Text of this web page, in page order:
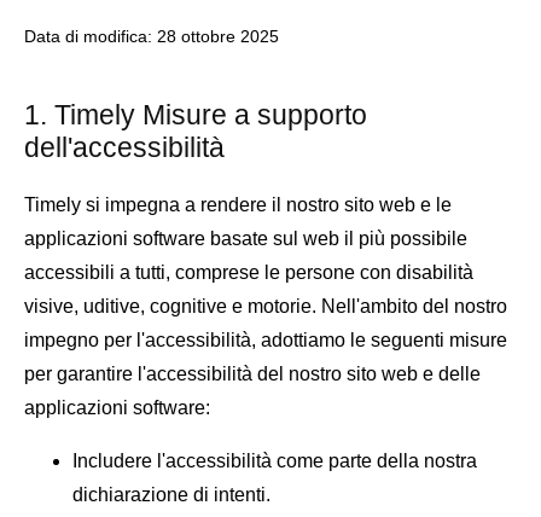
Data di modifica: 28 ottobre 2025
1. Timely Misure a supporto
dell'accessibilità
Timely si impegna a rendere il nostro sito web e le
applicazioni software basate sul web il più possibile
accessibili a tutti, comprese le persone con disabilità
visive, uditive, cognitive e motorie. Nell'ambito del nostro
impegno per l'accessibilità, adottiamo le seguenti misure
per garantire l'accessibilità del nostro sito web e delle
applicazioni software:
Includere l'accessibilità come parte della nostra
dichiarazione di intenti.